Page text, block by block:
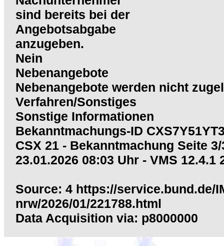
sind bereits bei der
Angebotsabgabe
anzugeben.
Nein
Nebenangebote
Nebenangebote werden nicht
Verfahren/Sonstiges
Sonstige Informationen
Bekanntmachungs-ID
CSX 21 - Bekanntmachung Seite 3/
23.01.2026 08:03 Uhr - VMS 12.4.1
Source: 4 https://service.bund.de/
nrw/2026/01/221788.html
Data Acquisition via: p8000000